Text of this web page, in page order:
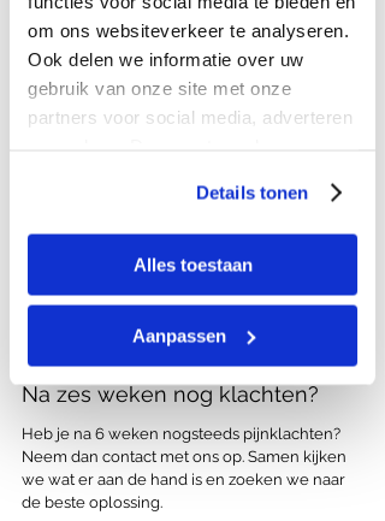
om ons websiteverkeer te analyseren.
Ook delen we informatie over uw
gebruik van onze site met onze
partners voor social media, adverteren
andere informatie die u aan ze heeft
verstrekt of die ze hebben verzameld
op basis van uw gebruik van hun
services.
Details tonen
Alles toestaan
Aanpassen
gewenningsperiode van vier tot zes weken is
volkomen normaal.
Let ook op je kussen en
bedbodem
matras, kussen en bedbodem. Ligt je matras
op een verouderde of doorgezakte bodem?
Dan profiteer je nooit volledig van je nieuwe
aanschaf. Hetzelfde geldt voor je kussen: een
kussen dat niet past bij jouw slaaphouding of
schouderbreedte kan klachten geven, ook al
je graag over de juiste combinatie.
Na zes weken nog klachten?
Heb je na 6 weken nogsteeds pijnklachten?
Neem dan contact met ons op. Samen kijken
we wat er aan de hand is en zoeken we naar
de beste oplossing.